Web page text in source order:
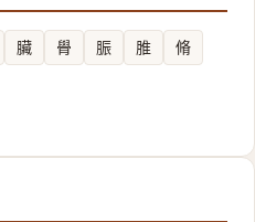
臟 䑁 脤 脽
脩